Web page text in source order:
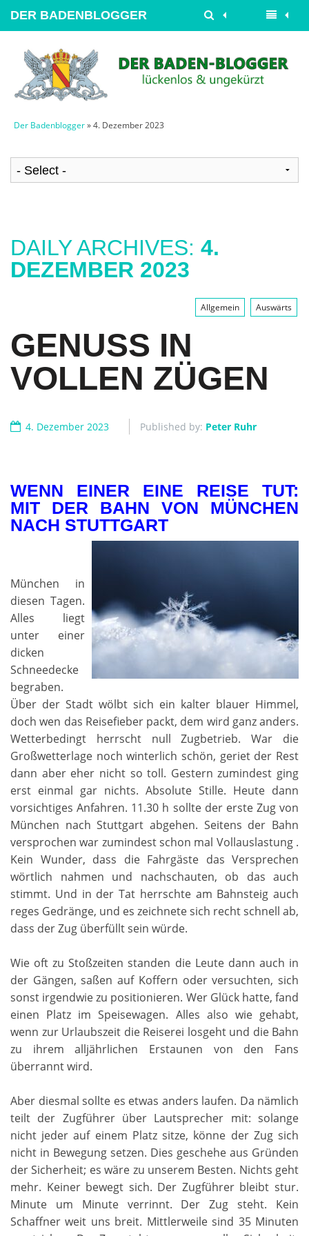
DER BADENBLOGGER
Der Badenblogger» 4. Dezember 2023
DAILY ARCHIVES: 4.
DEZEMBER 2023
Allgemein Auswärts
GENUSS IN
VOLLEN ZÜGEN
4. Dezember 2023 Published by: Peter Ruhr
WENN EINER EINE REISE TUT:
MIT DER BAHN VON MÜNCHEN
NACH STUTTGART
München in
diesen Tagen.
Alles liegt
unter einer
dicken
Schneedecke
begraben.
Über der Stadt wölbt sich ein kalter blauer Himmel,
doch wen das Reisefieber packt, dem wird ganz anders.
Wetterbedingt herrscht null Zugbetrieb. War die
Großwetterlage noch winterlich schön, geriet der Rest
dann aber eher nicht so toll. Gestern zumindest ging
erst einmal gar nichts. Absolute Stille. Heute dann
vorsichtiges Anfahren. 11.30 h sollte der erste Zug von
München nach Stuttgart abgehen. Seitens der Bahn
versprochen war zumindest schon mal Vollauslastung .
Kein Wunder, dass die Fahrgäste das Versprechen
wörtlich nahmen und nachschauten, ob das auch
stimmt. Und in der Tat herrschte am Bahnsteig auch
reges Gedränge, und es zeichnete sich recht schnell ab,
dass der Zug überfüllt sein würde.
Wie oft zu Stoßzeiten standen die Leute dann auch in
der Gängen, saßen auf Koffern oder versuchten, sich
sonst irgendwie zu positionieren. Wer Glück hatte, fand
einen Platz im Speisewagen. Alles also wie gehabt,
wenn zur Urlaubszeit die Reiserei losgeht und die Bahn
zu ihrem alljährlichen Erstaunen von den Fans
überrannt wird.
Aber diesmal sollte es etwas anders laufen. Da nämlich
teilt der Zugführer über Lautsprecher mit: solange
nicht jeder auf einem Platz sitze, könne der Zug sich
nicht in Bewegung setzen. Dies geschehe aus Gründen
der Sicherheit; es wäre zu unserem Besten. Nichts geht
mehr. Keiner bewegt sich. Der Zugführer bleibt stur.
Minute um Minute verrinnt. Der Zug steht. Kein
Schaffner weit uns breit. Mittlerweile sind 35 Minuten